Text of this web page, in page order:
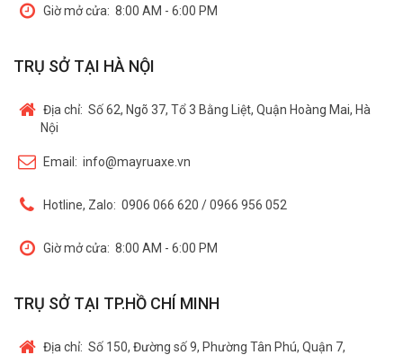
Giờ mở cửa: 8:00 AM - 6:00 PM
TRỤ SỞ TẠI HÀ NỘI
Địa chỉ: Số 62, Ngõ 37, Tổ 3 Bằng Liệt, Quận Hoàng Mai, Hà
Nội
Email: info@mayruaxe.vn
Hotline, Zalo: 0906 066 620 / 0966 956 052
Giờ mở cửa: 8:00 AM - 6:00 PM
TRỤ SỞ TẠI TP.HỒ CHÍ MINH
Địa chỉ: Số 150, Đường số 9, Phường Tân Phú, Quận 7,